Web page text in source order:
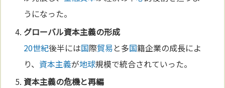
うになった。
グローバル資本主義の形成
20世紀後半には国際貿易と多国籍企業の成長によ
り、 資本主義が地球規模で統合されていった。
資本主義の危機と再編